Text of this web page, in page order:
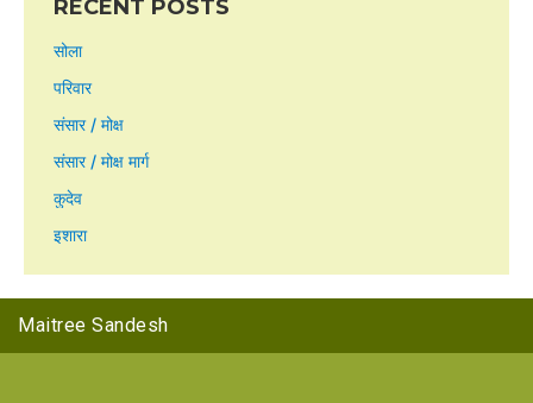
RECENT POSTS
सोला
परिवार
संसार / मोक्ष
संसार / मोक्ष मार्ग
कुदेव
इशारा
Maitree Sandesh